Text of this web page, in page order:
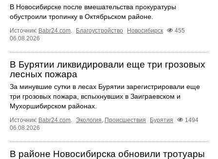
В Новосибирске после вмешательства прокуратуры
обустроили тропинку в Октябрьском районе.
Источник: Babr24.com Благоустройство Новосибирск
455
06.08.2026
В Бурятии ликвидировали еще три грозовых
лесных пожара
За минувшие сутки в лесах Бурятии зарегистрировали еще
три грозовых пожара, вспыхнувших в Заиграевском и
Мухоршибирском районах.
Источник: Babr24.com Экология Происшествия Бурятия
1494
06.08.2026
В районе Новосибирска обновили тротуары